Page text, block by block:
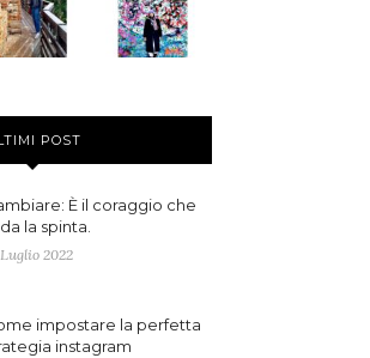
POST
È il coraggio che
la spinta.
2022
impostare la perfetta
instagram